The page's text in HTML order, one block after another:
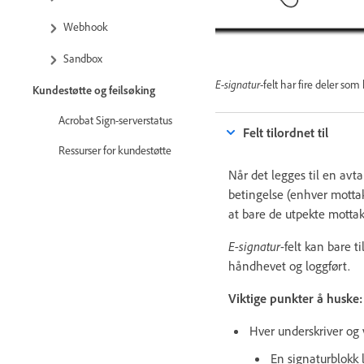
Webhook
Sandbox
Kundestøtte og feilsøking
Acrobat Sign-serverstatus
Ressurser for kundestøtte
E-signatur-felt har fire deler som
Felt tilordnet til
Når det legges til en
betingelse (enhver
at bare de utpekte
E-signatur-felt kan bare
håndhevet og loggført.
Viktige punkter å huske:
Hver underskriver
En